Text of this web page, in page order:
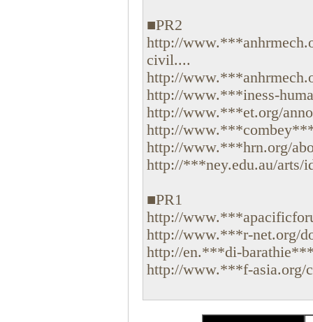
■PR2
http://
civil....
http://
http://www.***iness-
http://www.***et.org/
http://
http://www.***hrn.org/
http://***ney.edu.au/arts/
■PR1
http://
http://www.***r-net.org/
http://en.***di-
http://www.***f-asia.org/